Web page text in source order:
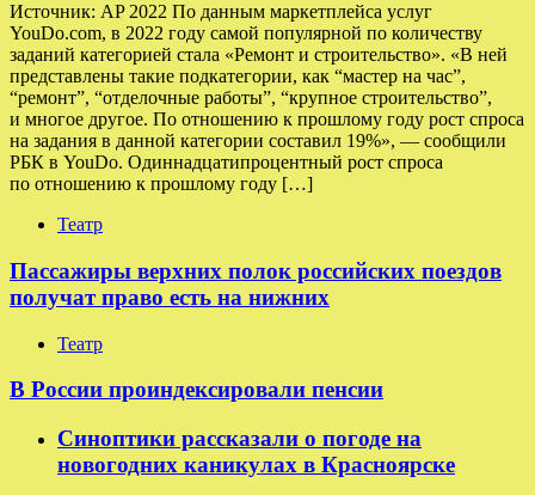
Источник: AP 2022 По данным маркетплейса услуг
YouDo.com, в 2022 году самой популярной по количеству
заданий категорией стала «Ремонт и строительство». «В ней
представлены такие подкатегории, как “мастер на час”,
“ремонт”, “отделочные работы”, “крупное строительство”,
и многое другое. По отношению к прошлому году рост спроса
на задания в данной категории составил 19%», — сообщили
РБК в YouDo. Одиннадцатипроцентный рост спроса
по отношению к прошлому году […]
Театр
Пассажиры верхних полок российских поездов
получат право есть на нижних
Театр
В России проиндексировали пенсии
Синоптики рассказали о погоде на
новогодних каникулах в Красноярске